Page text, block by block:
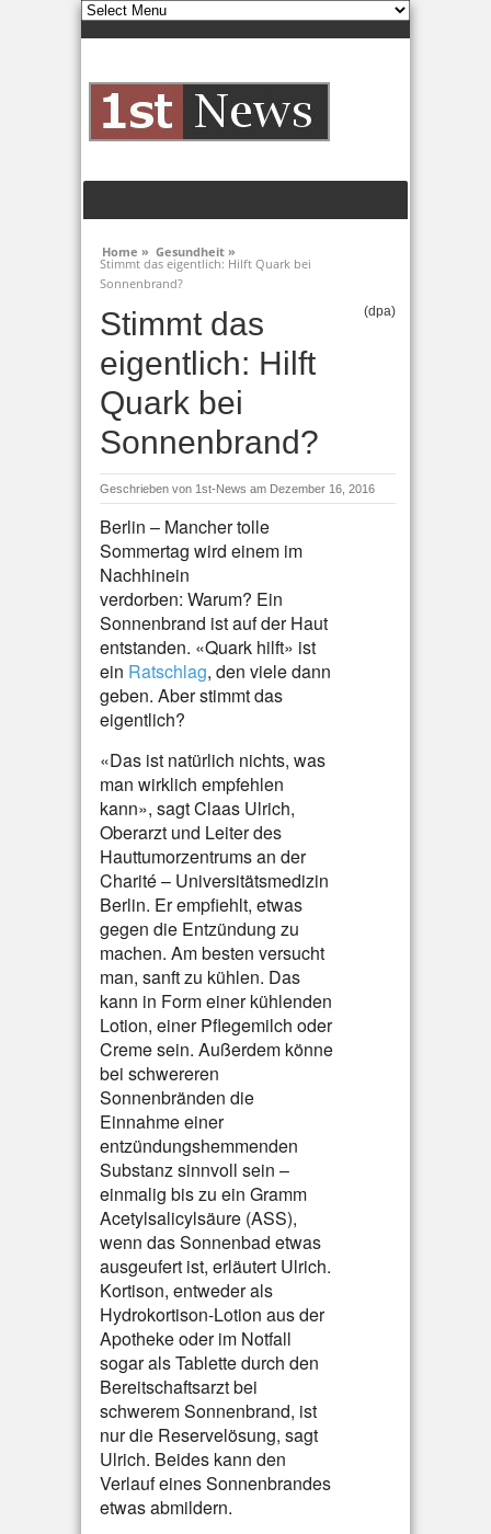
Home » Gesundheit »
Stimmt das eigentlich: Hilft Quark bei
Sonnenbrand?
Stimmt das
eigentlich: Hilft
Quark bei
Sonnenbrand?
(dpa)
Geschrieben von 1st-News am Dezember 16, 2016
Berlin – Mancher tolle
Sommertag wird einem im
Nachhinein
verdorben: Warum? Ein
Sonnenbrand ist auf der Haut
entstanden. «Quark hilft» ist
ein Ratschlag, den viele dann
geben. Aber stimmt das
eigentlich?
«Das ist natürlich nichts, was
man wirklich empfehlen
kann», sagt Claas Ulrich,
Oberarzt und Leiter des
Hauttumorzentrums an der
Charité – Universitätsmedizin
Berlin. Er empfiehlt, etwas
gegen die Entzündung zu
machen. Am besten versucht
man, sanft zu kühlen. Das
kann in Form einer kühlenden
Lotion, einer Pflegemilch oder
Creme sein. Außerdem könne
bei schwereren
Sonnenbränden die
Einnahme einer
entzündungshemmenden
Substanz sinnvoll sein –
einmalig bis zu ein Gramm
Acetylsalicylsäure (ASS),
wenn das Sonnenbad etwas
ausgeufert ist, erläutert Ulrich.
Kortison, entweder als
Hydrokortison-Lotion aus der
Apotheke oder im Notfall
sogar als Tablette durch den
Bereitschaftsarzt bei
schwerem Sonnenbrand, ist
nur die Reservelösung, sagt
Ulrich. Beides kann den
Verlauf eines Sonnenbrandes
etwas abmildern.